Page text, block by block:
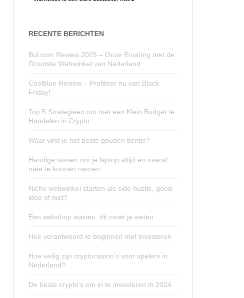
RECENTE BERICHTEN
Bol.com Review 2025 – Onze Ervaring met de
Grootste Webwinkel van Nederland
Coolblue Review – Profiteer nu van Black
Friday!
Top 5 Strategieën om met een Klein Budget te
Handelen in Crypto
Waar vind je het beste gouden tientje?
Handige tassen om je laptop altijd en overal
mee te kunnen nemen
Niche webwinkel starten als side hustle, goed
idee of niet?
Een webshop starten: dit moet je weten
Hoe verantwoord te beginnen met investeren
Hoe veilig zijn cryptocasino’s voor spelers in
Nederland?
De beste crypto’s om in te investeren in 2024